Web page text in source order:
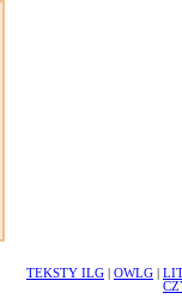
TEKSTY ILG OWLG